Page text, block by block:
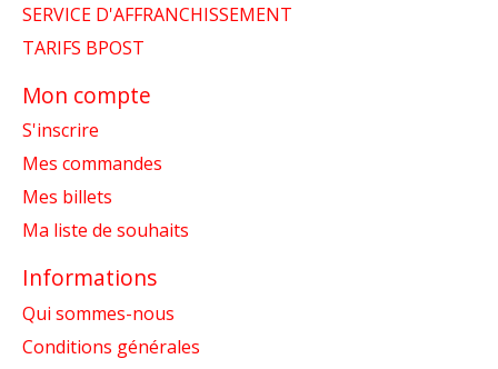
SERVICE D'AFFRANCHISSEMENT
TARIFS BPOST
Mon compte
S'inscrire
Mes commandes
Mes billets
Ma liste de souhaits
Informations
Qui sommes-nous
Conditions générales